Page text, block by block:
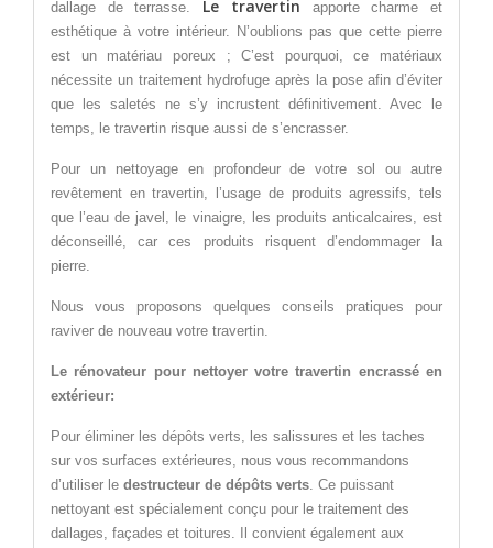
dallage de terrasse. Le travertin apporte charme et
esthétique à votre intérieur. N’oublions pas que cette pierre
est un matériau poreux ; C’est pourquoi, ce matériaux
nécessite un traitement hydrofuge après la pose afin d’éviter
que les saletés ne s’y incrustent définitivement. Avec le
temps, le travertin risque aussi de s’encrasser.
Pour un nettoyage en profondeur de votre sol ou autre
revêtement en travertin, l’usage de produits agressifs, tels
que l’eau de javel, le vinaigre, les produits anticalcaires, est
déconseillé, car ces produits risquent d’endommager la
pierre.
Nous vous proposons quelques conseils pratiques pour
raviver de nouveau votre travertin.
Le rénovateur pour nettoyer votre travertin encrassé en
extérieur:
Pour éliminer les dépôts verts, les salissures et les taches
sur vos surfaces extérieures, nous vous recommandons
d’utiliser le destructeur de dépôts verts. Ce puissant
nettoyant est spécialement conçu pour le traitement des
dallages, façades et toitures. Il convient également aux